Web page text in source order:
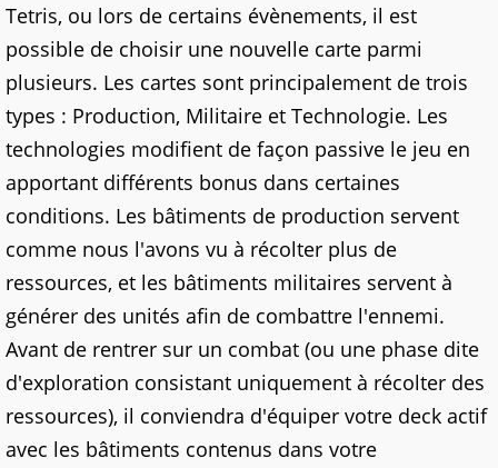
Tetris, ou lors de certains évènements, il est
possible de choisir une nouvelle carte parmi
plusieurs. Les cartes sont principalement de trois
types : Production, Militaire et Technologie. Les
technologies modifient de façon passive le jeu en
apportant différents bonus dans certaines
conditions. Les bâtiments de production servent
comme nous l'avons vu à récolter plus de
ressources, et les bâtiments militaires servent à
générer des unités afin de combattre l'ennemi.
Avant de rentrer sur un combat (ou une phase dite
d'exploration consistant uniquement à récolter des
ressources), il conviendra d'équiper votre deck actif
avec les bâtiments contenus dans votre